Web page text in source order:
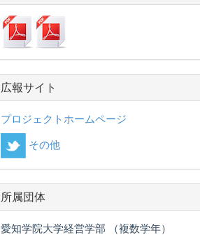
広報サイト
プロジェクトホームページ
その他
所属団体
愛知学院大学経営学部 （複数学年）